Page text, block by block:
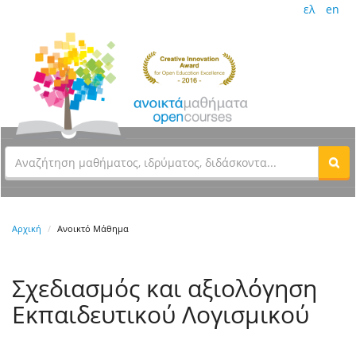
ελ en
Αρχική Ανοικτό Μάθημα
Σχεδιασμός και αξιολόγηση
Εκπαιδευτικού Λογισμικού